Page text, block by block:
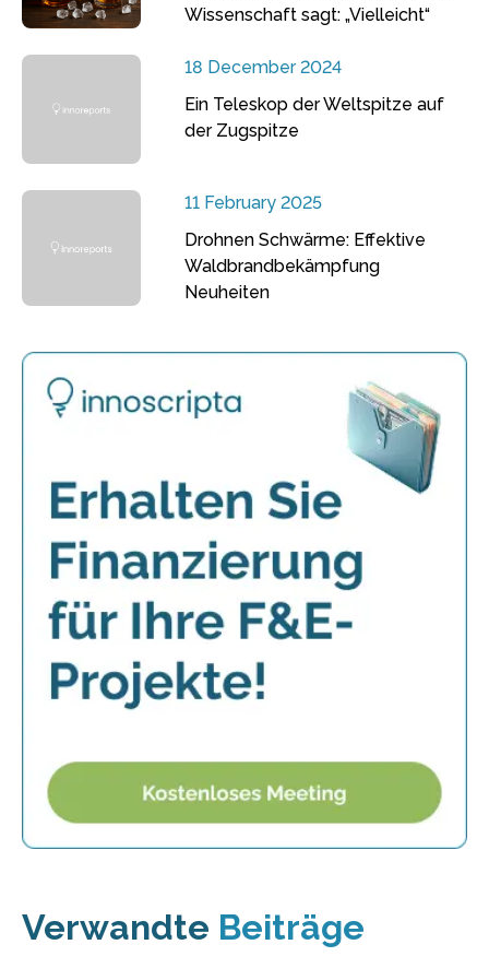
Wissenschaft sagt: „Vielleicht“
18 December 2024
Ein Teleskop der Weltspitze auf
der Zugspitze
11 February 2025
Drohnen Schwärme: Effektive
Waldbrandbekämpfung
Neuheiten
Verwandte Beiträge